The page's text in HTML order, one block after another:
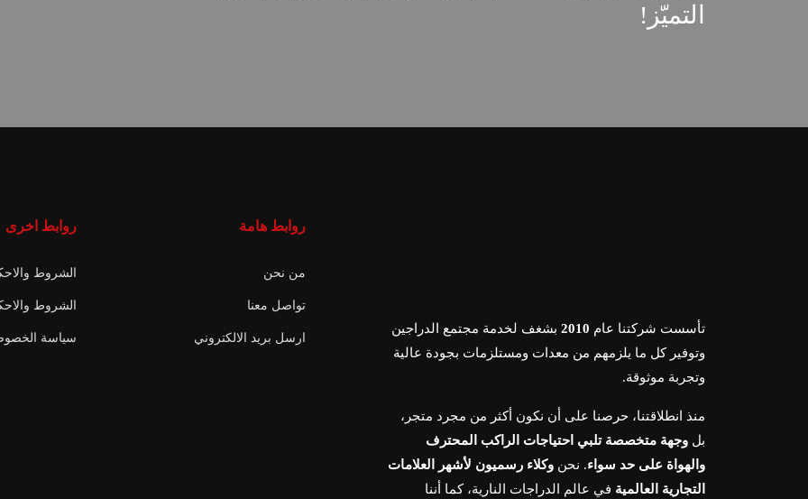
التميّز!
تأسست شركتنا عام 2010 بشغف لخدمة مجتمع الدراجين
وتوفير كل ما يلزمهم من معدات ومستلزمات بجودة عالية
وتجربة موثوقة.
منذ انطلاقتنا، حرصنا على أن نكون أكثر من مجرد متجر،
بل وجهة متخصصة تلبي احتياجات الراكب المحترف
والهواة على حد سواء. نحن وكلاء رسميون لأشهر العلامات
التجارية العالمية في عالم الدراجات النارية، كما أننا
روابط هامة
من نحن
تواصل معنا
ارسل بريد الالكتروني
روابط اخرى
الشروط
الشروط
سياسة